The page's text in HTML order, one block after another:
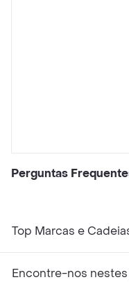
Perguntas
Top Marcas e
Encontre-nos